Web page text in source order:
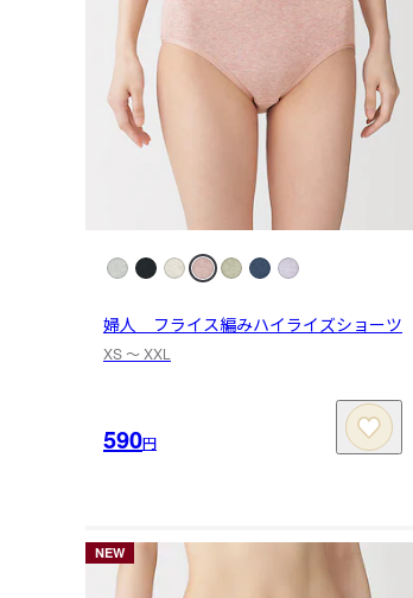
婦人 フライス編みハイライズショーツ
XS 〜 XXL
590円
NEW